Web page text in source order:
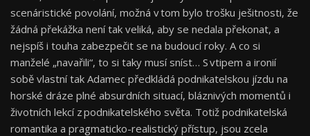
scenáristické povolání, možná v tom bylo trošku ješitnosti, že
žádná překážka není tak veliká, aby se nedala překonat, a
nejspíš i touha zabezpečit se na budoucí roky. A co si
manželé „navařili“, to si taky musí sníst… S vtipem a ironií
sobě vlastní tak Adamec předkládá podnikatelskou jízdu na
horské dráze plné absurdních situací, bláznivých momentů i
životních lekcí z podnikatelského světa. Totiž podnikatelská
romantika a pragmaticko-realistický přístup, jsou zcela